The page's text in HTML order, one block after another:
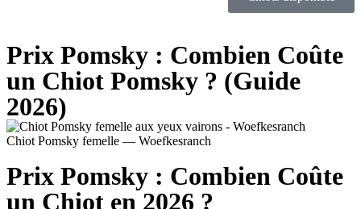
Prix Pomsky : Combien Coûte
un Chiot Pomsky ? (Guide
2026)
Chiot Pomsky femelle — Woefkesranch
Prix Pomsky : Combien Coûte
un Chiot en 2026 ?